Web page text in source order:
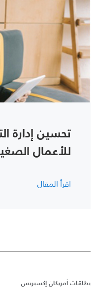
تحسين إدارة
للأعمال
اقرأ المقال
بطاقات أمريكان إكسبريس